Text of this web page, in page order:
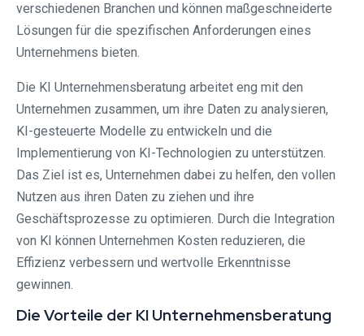
verschiedenen Branchen und können maßgeschneiderte
Lösungen für die spezifischen Anforderungen eines
Unternehmens bieten.
Die KI Unternehmensberatung arbeitet eng mit den
Unternehmen zusammen, um ihre Daten zu analysieren,
KI-gesteuerte Modelle zu entwickeln und die
Implementierung von KI-Technologien zu unterstützen.
Das Ziel ist es, Unternehmen dabei zu helfen, den vollen
Nutzen aus ihren Daten zu ziehen und ihre
Geschäftsprozesse zu optimieren. Durch die Integration
von KI können Unternehmen Kosten reduzieren, die
Effizienz verbessern und wertvolle Erkenntnisse
gewinnen.
Die Vorteile der KI Unternehmensberatung